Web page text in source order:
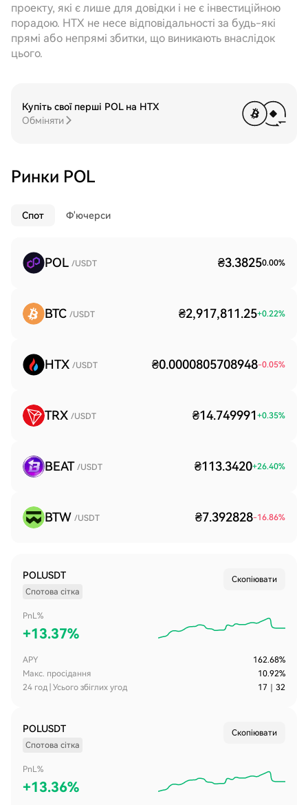
проекту, які є лише для довідки і не є інвестиційною
порадою. HTX не несе відповідальності за будь-які
прямі або непрямі збитки, що виникають внаслідок
цього.
Купіть свої перші POL на HTX
Обміняти
Ринки POL
Спот Ф'ючерси
POL /USDT ₴3.38250.00%
BTC /USDT ₴2,917,811.25+0.22%
HTX /USDT ₴0.0000805708948-0.05%
TRX /USDT ₴14.749991 +0.35%
BEAT /USDT ₴113.3420+26.40%
BTW /USDT ₴7.392828-16.86%
POLUSDT
Спотова сітка
Скопіювати
PnL%
+13.37%
APY
162.68%
Макс. просідання
10.92%
24 год | Усього збіглих угод
17 32
POLUSDT
Спотова сітка
Скопіювати
PnL%
+13.36%